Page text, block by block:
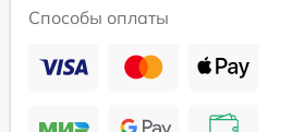
Способы оплаты